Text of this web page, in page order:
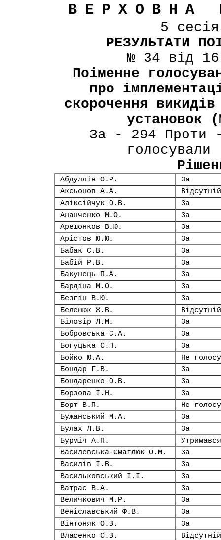
ВЕРХОВНА
5
РЕЗУЛЬТАТИ
№ 34 від
Поіменне
про
скорочення
установок
За - 294 Проти
Абдуллін О.Р.
За
Аксьонов А.А.
Відсутній
Аліксійчук О.В.
За
Ананченко М.О.
За
Арешонков В.Ю.
За
Арістов Ю.Ю.
За
Бабак С.В.
За
Бабій Р.В.
За
Бакунець П.А.
За
Бардіна М.О.
За
Безгін В.Ю.
За
Беленюк Ж.В.
Відсутній
Білозір Л.М.
За
Бобровська С.А.
За
Богуцька Є.П.
За
Бойко Ю.А.
Не
Бондар Г.В.
За
Бондаренко О.В.
За
Борзова І.Н.
За
Борт В.П.
Не
Бужанський М.А.
За
Булах Л.В.
За
Бурміч А.П.
Утримався
Василевська-Смаглюк О.М.
За
Василів І.В.
За
Васильковський І.І.
За
Ватрас В.А.
За
Величкович М.Р.
За
Веніславський Ф.В.
За
Вінтоняк О.В.
За
Власенко С.В.
Відсутній